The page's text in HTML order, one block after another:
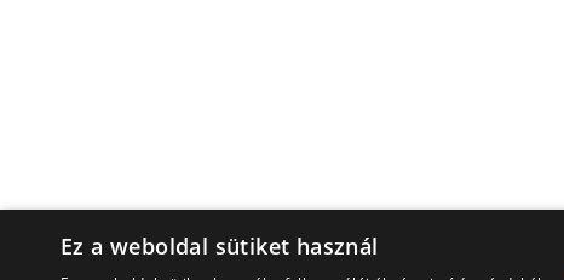
Ez a weboldal sütiket használ